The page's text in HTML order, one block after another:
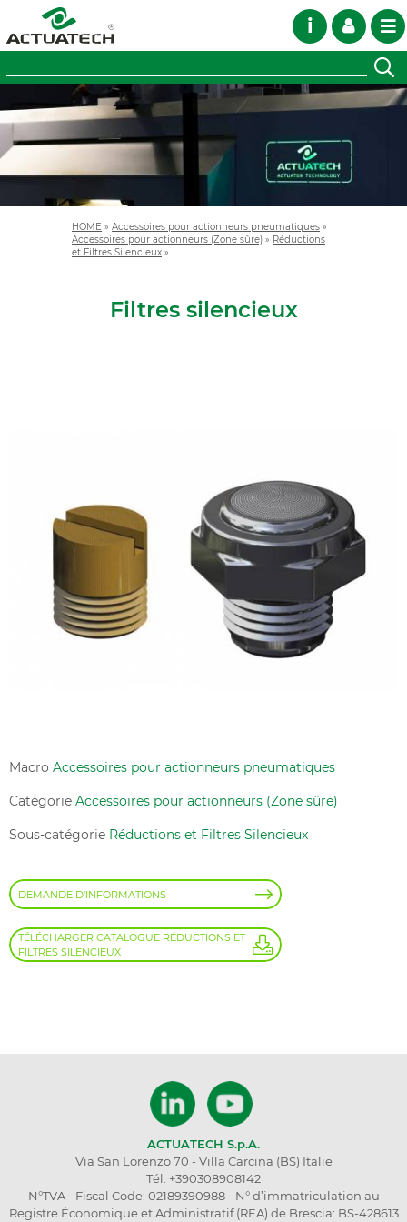
i
HOME » Accessoires pour actionneurs pneumatiques »
Accessoires pour actionneurs (Zone sûre) » Réductions
et Filtres Silencieux »
Filtres silencieux
Macro Accessoires pour actionneurs pneumatiques
Catégorie Accessoires pour actionneurs (Zone sûre)
Sous-catégorie Réductions et Filtres Silencieux
DEMANDE D'INFORMATIONS
TÉLÉCHARGER CATALOGUE RÉDUCTIONS ET
FILTRES SILENCIEUX
ACTUATECH S.p.A.
Via San Lorenzo 70 - Villa Carcina (BS) Italie
Tél. +390308908142
N°TVA - Fiscal Code: 02189390988 - N° d’immatriculation au
Registre Économique et Administratif (REA) de Brescia: BS-428613